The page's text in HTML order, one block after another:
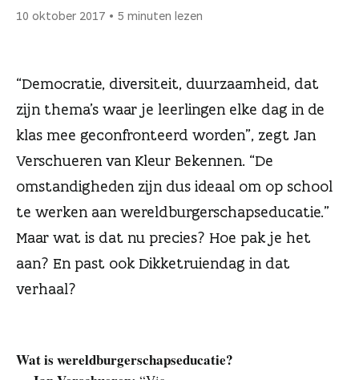
10 oktober 2017 5 minuten lezen
“Democratie, diversiteit, duurzaamheid, dat
zijn thema’s waar je leerlingen elke dag in de
klas mee geconfronteerd worden”, zegt Jan
Verschueren van Kleur Bekennen. “De
omstandigheden zijn dus ideaal om op school
te werken aan wereldburgerschapseducatie.”
Maar wat is dat nu precies? Hoe pak je het
aan? En past ook Dikketruiendag in dat
verhaal?
Wat is wereldburgerschapseducatie?